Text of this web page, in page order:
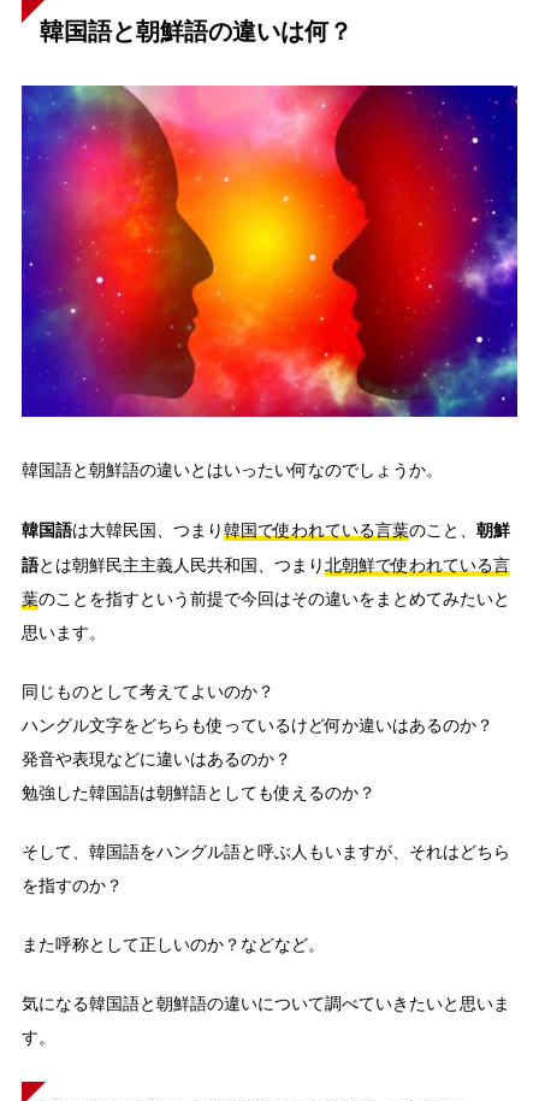
韓国語と朝鮮語の違いは何？
韓国語と朝鮮語の違いとはいったい何なのでしょうか。
韓国語は大韓民国、つまり 韓国で使われている言葉のこと、 朝鮮
語とは朝鮮民主主義人民共和国、つまり 北朝鮮で使われている言
葉のことを指すという前提で今回はその違いをまとめてみたいと
思います。
同じものとして考えてよいのか？
ハングル文字をどちらも使っているけど何か違いはあるのか？
発音や表現などに違いはあるのか？
勉強した韓国語は朝鮮語としても使えるのか？
そして、韓国語をハングル語と呼ぶ人もいますが、それはどちら
を指すのか？
また呼称として正しいのか？などなど。
気になる韓国語と朝鮮語の違いについて調べていきたいと思いま
す。